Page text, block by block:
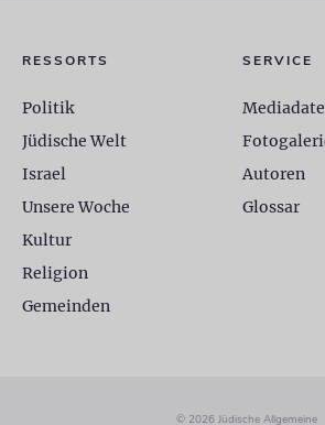
RESSORTS
Politik
Jüdische Welt
Israel
Unsere Woche
Kultur
Religion
Gemeinden
SERVICE
Autoren
Glossar
© 2026 Jüdische Allgemeine